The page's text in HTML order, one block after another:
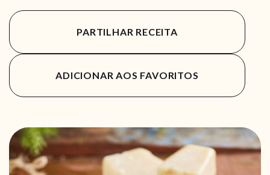
PARTILHAR RECEITA
ADICIONAR AOS FAVORITOS